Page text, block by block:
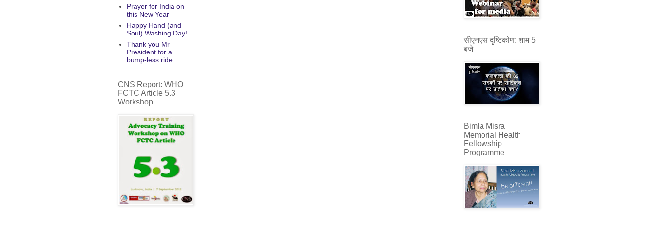
Prayer for India on
this New Year
Happy Hand (and
Soul) Washing Day!
Thank you Mr
President for a
bump-less ride...
CNS Report: WHO
FCTC Article 5.3
Workshop
सीएनएस दृष्टिकोण: शाम 5
बजे
Bimla Misra
Memorial Health
Fellowship
Programme